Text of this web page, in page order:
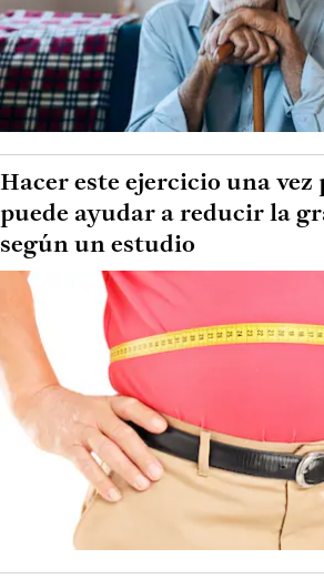
Hacer este ejercicio una vez
puede ayudar a reducir la
según un estudio